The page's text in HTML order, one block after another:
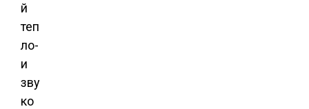
й
теп
ло-
и
зву
ко